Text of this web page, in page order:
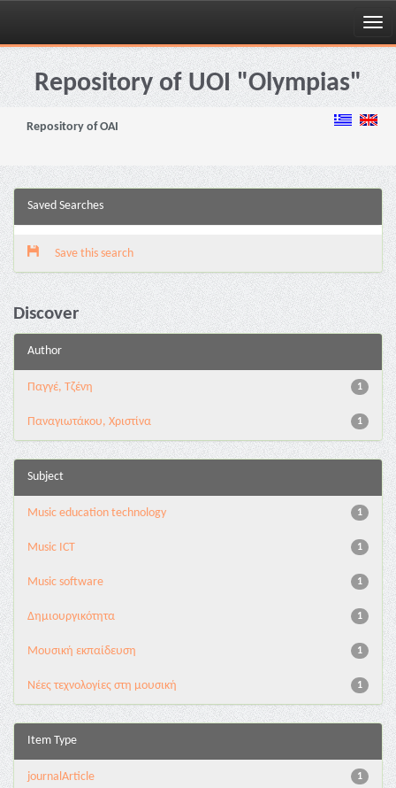
Skip
navigationRepository of UOI "Olympias"
Repository of OAI
Saved Searches
Save this search
Discover
Author
1
Παγγέ, Τζένη
1
Παναγιωτάκου, Χριστίνα
Subject
1
Music education technology
1
Music ICT
1
Music software
1
Δημιουργικότητα
1
Μουσική εκπαίδευση
1
Νέες τεχνολογίες στη μουσική
Item Type
1
journalArticle